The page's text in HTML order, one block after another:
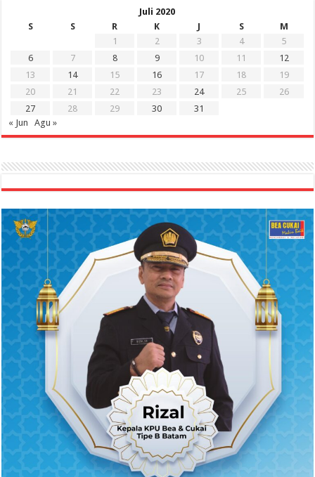
Juli 2020
S
S R K J S
M
1
2 3 4
5
6
7 8 9 10 11
12
13
14 15 16 17 18
19
20
21 22 23 24 25
26
27
28 29 30
31
« Jun
Agu »